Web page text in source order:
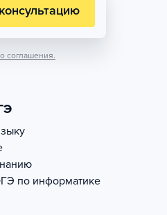
соглашения.
по информатике